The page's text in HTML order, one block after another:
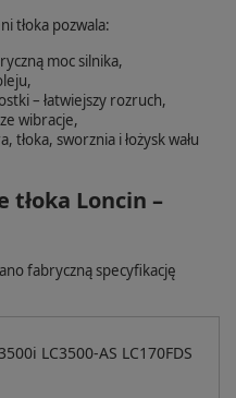
tłoka pozwala:
moc silnika,
– łatwiejszy rozruch,
wibracje,
tłoka, sworznia i łożysk wału
Loncin –
fabryczną specyfikację
LC3500-AS LC170FDS